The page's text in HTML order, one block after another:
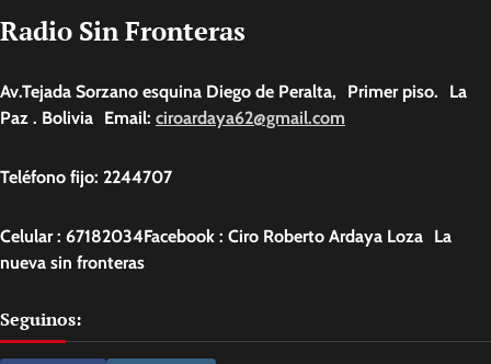
Radio Sin Fronteras
Av.Tejada Sorzano esquina Diego de Peralta, Primer piso. La
Paz . Bolivia Email: ciroardaya62@gmail.com
Teléfono fijo: 2244707
Celular : 67182034Facebook : Ciro Roberto Ardaya Loza La
nueva sin fronteras
Seguinos: